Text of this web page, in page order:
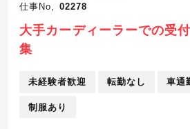
仕事No, 02278
大手カーディーラーでの受
集
未経験者歓迎 転勤なし 車通
制服あり